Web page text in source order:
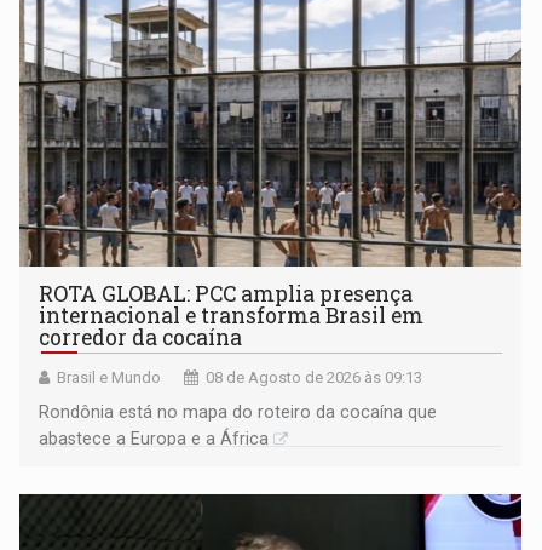
ROTA GLOBAL: PCC amplia presença
internacional e transforma Brasil em
corredor da cocaína
Brasil e Mundo 08 de Agosto de 2026 às 09:13
Rondônia está no mapa do roteiro da cocaína que
abastece a Europa e a África